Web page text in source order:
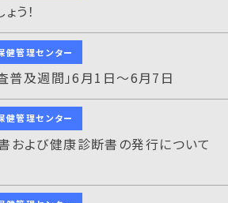
う！
健管理センター
普及週間」6月1日～6月7日
健管理センター
および健康診断書の発行について